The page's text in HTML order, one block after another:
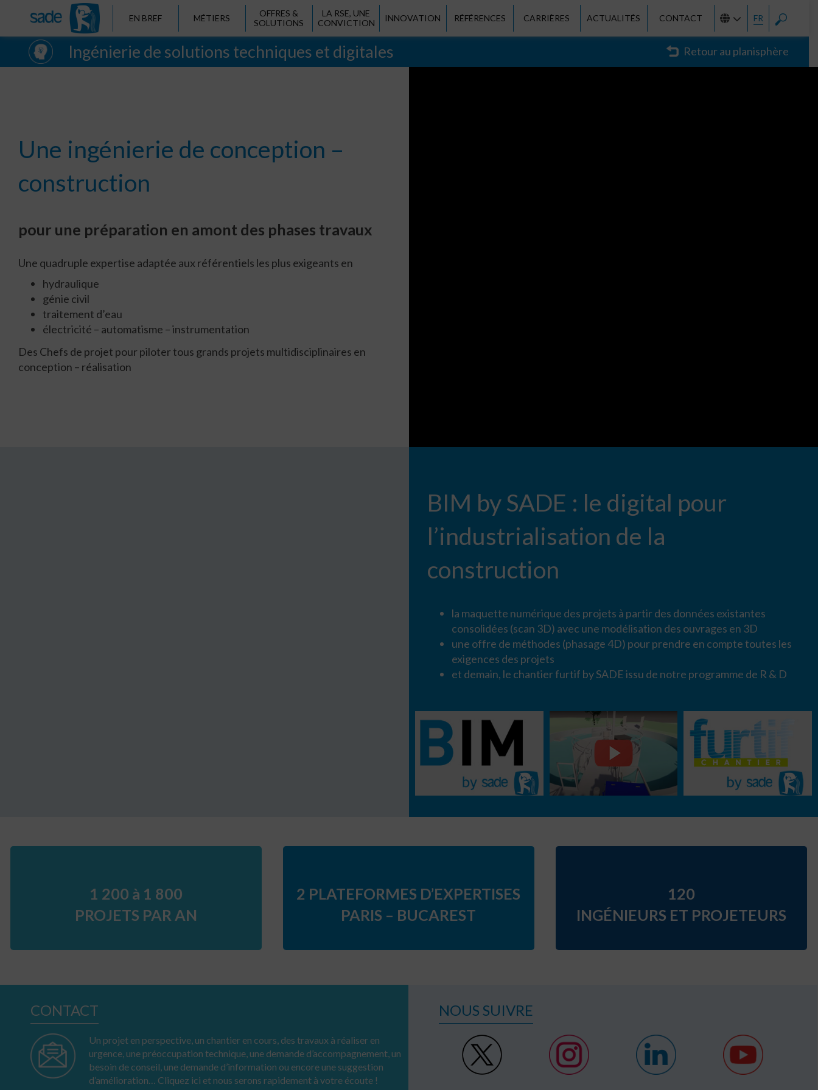
EN BREF MÉTIERS
OFFRES &
SOLUTIONS
LA RSE, UNE
CONVICTION
INNOVATION RÉFÉRENCES CARRIÈRES ACTUALITÉS CONTACT FR
Ingénierie de solutions techniques et digitales Retour au planisphère
Une ingénierie de conception –
construction
pour une préparation en amont des phases travaux
Une quadruple expertise adaptée aux référentiels les plus exigeants en
hydraulique
génie civil
traitement d’eau
électricité – automatisme – instrumentation
Des Chefs de projet pour piloter tous grands projets multidisciplinaires en
conception – réalisation
BIM by SADE : le digital pour
l’industrialisation de la
construction
la maquette numérique des projets à partir des données existantes
consolidées (scan 3D) avec une modélisation des ouvrages en 3D
une offre de méthodes (phasage 4D) pour prendre en compte toutes les
exigences des projets
et demain, le chantier furtif by SADE issu de notre programme de R & D
1 200 à 1 800
PROJETS PAR AN
2 PLATEFORMES D’EXPERTISES
PARIS – BUCAREST
120
INGÉNIEURS ET PROJETEURS
CONTACT
Un projet en perspective, un chantier en cours, des travaux à réaliser en
urgence, une préoccupation technique, une demande d’accompagnement, un
besoin de conseil, une demande d’information ou encore une suggestion
d’amélioration… Cliquez ici et nous serons rapidement à votre écoute !
NOUS SUIVRE